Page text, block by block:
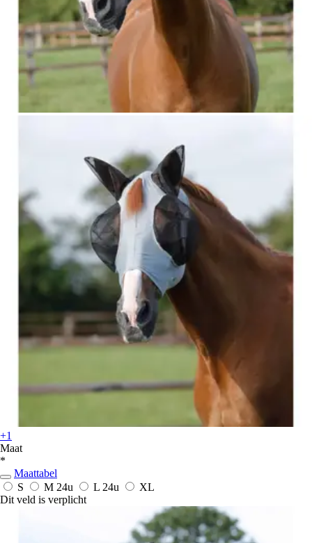
+1
Maat
*
Maattabel
S
M 24u L 24u
XL
Dit veld is verplicht